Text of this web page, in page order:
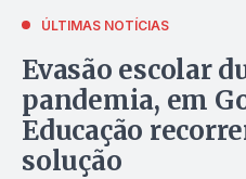
ÚLTIMAS NOTÍCIAS
Evasão escolar
pandemia, em
Educação
solução